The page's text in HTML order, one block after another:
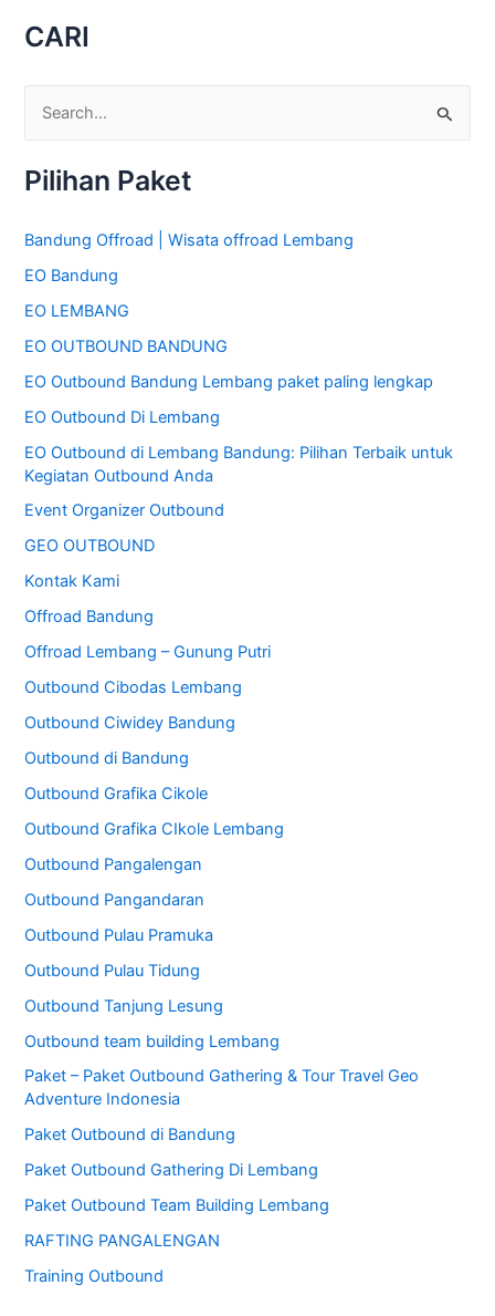
CARI
u
n
t
u
k
:
Pilihan Paket
Bandung Offroad | Wisata offroad Lembang
EO Bandung
EO LEMBANG
EO OUTBOUND BANDUNG
EO Outbound Bandung Lembang paket paling lengkap
EO Outbound Di Lembang
EO Outbound di Lembang Bandung: Pilihan Terbaik untuk
Kegiatan Outbound Anda
Event Organizer Outbound
GEO OUTBOUND
Kontak Kami
Offroad Bandung
Offroad Lembang – Gunung Putri
Outbound Cibodas Lembang
Outbound Ciwidey Bandung
Outbound di Bandung
Outbound Grafika Cikole
Outbound Grafika CIkole Lembang
Outbound Pangalengan
Outbound Pangandaran
Outbound Pulau Pramuka
Outbound Pulau Tidung
Outbound Tanjung Lesung
Outbound team building Lembang
Paket – Paket Outbound Gathering & Tour Travel Geo
Adventure Indonesia
Paket Outbound di Bandung
Paket Outbound Gathering Di Lembang
Paket Outbound Team Building Lembang
RAFTING PANGALENGAN
Training Outbound